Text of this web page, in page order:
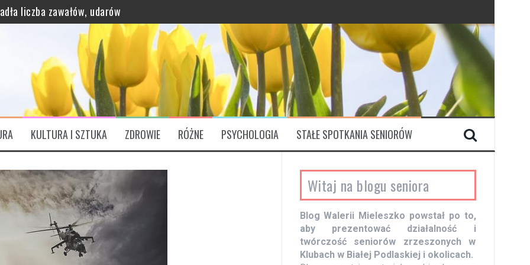
liczba zawałów, udarów
bogaty profil odżywczy
„Są Świętym Graalem”
KULTURA I SZTUKA ZDROWIE RÓŻNE PSYCHOLOGIA STAŁE SPOTKANIA SENIORÓW
Witaj na blogu seniora
Blog Walerii Mieleszko powstał po to,
aby prezentować działalność i
twórczość seniorów zrzeszonych w
Klubach w Białej Podlaskiej i okolicach.